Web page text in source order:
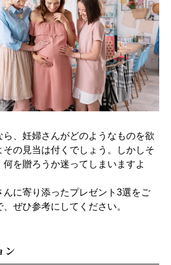
、妊婦さんがどのようなものを欲
その見当は付くでしょう。しかしそ
何を贈ろうか迷ってしまいますよ
んに寄り添ったプレゼント3選をご
ぜひ参考にしてください。
ン